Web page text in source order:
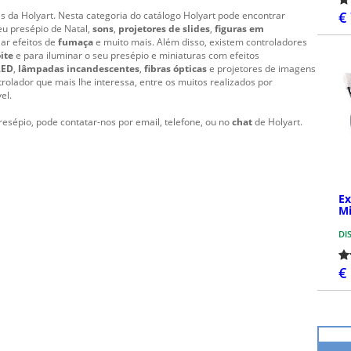
da Holyart. Nesta categoria do catálogo Holyart pode encontrar
presépio de Natal, sons, projetoresde slides, figuras em
efeitos de fumaçae muito mais. Além disso, existem controladores
e para iluminar o seu presépio e miniaturas com efeitos
, lâmpadas incandescentes, fibras ópticase projetores de imagens
que mais lhe interessa, entre os muitos realizados por
pode contatar-nos por email, telefone, ou nochatde Holyart.
€
€